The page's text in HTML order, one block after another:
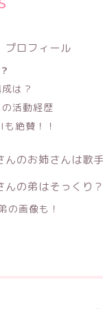
ロフィール
は？
活動経歴
も絶賛！！
んのお姉さんは歌
んの弟はそっくり？
の画像も！